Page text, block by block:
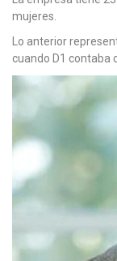
mujeres.
Lo anterior
cuando D1 contaba